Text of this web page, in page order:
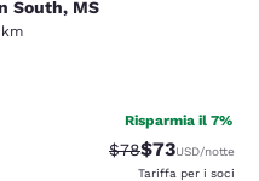
South, MS
stelle. Buono. 363 recensioni
Risparmia il 7%
Tariffa di
$78Tariffa
$73USD/notte
Tariffa per i soci